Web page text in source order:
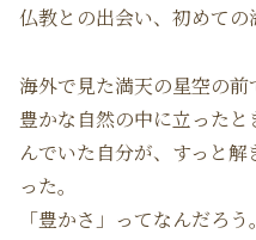
仏教との出会い、初めての
海外で見た満天の星空の前
豊かな自然の中に立った
んでいた自分が、すっと
った。
「豊かさ」ってなんだろう。